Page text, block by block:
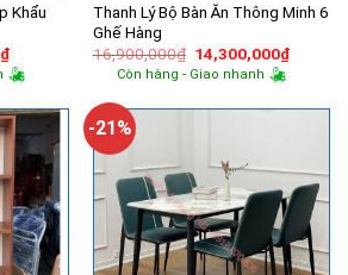
Khẩu
₫Giá
hiện
tại
4,630,000₫.
Thanh Lý Bộ Bàn Ăn Thông Minh 6
Ghế Hàng
16,900,000₫ Giá
gốc
là:
14,300,000₫Giá
hiện
Còn hàng - Giao nhanh
-21%